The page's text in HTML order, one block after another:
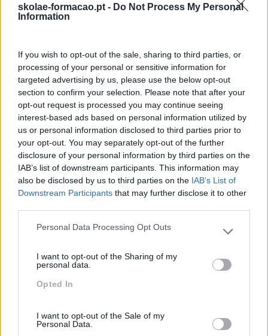
skolae-formacao.pt - Do Not Process My Personal
Information
If you wish to opt-out of the sale, sharing to third parties, or
processing of your personal or sensitive information for
targeted advertising by us, please use the below opt-out
section to confirm your selection. Please note that after your
opt-out request is processed you may continue seeing
interest-based ads based on personal information utilized by
us or personal information disclosed to third parties prior to
your opt-out. You may separately opt-out of the further
disclosure of your personal information by third parties on the
IAB’s list of downstream participants. This information may
also be disclosed by us to third parties on the IAB’s List of
Downstream Participants that may further disclose it to other
Please note that this website/app uses one or more Google
not limited to your visit or usage behaviour. You may click to
grant or deny consent to Google and its third-party tags to
use your data for below specified purposes in below Google
Personal Data Processing Opt Outs
I want to opt-out of the Sharing of my
personal data.
Opted In
I want to opt-out of the Sale of my
Personal Data.
Inglês
Keep In Mind
Liderança
Mudança
Perspetivas
Pessoas
PORTO RH MEETING
Recursos Humanos
Sem Categoria
Team Building